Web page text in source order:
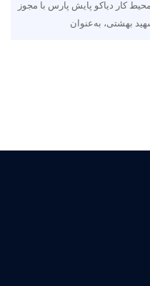
کار دیاکو پایش پارس با مجوز
به‌عنوان